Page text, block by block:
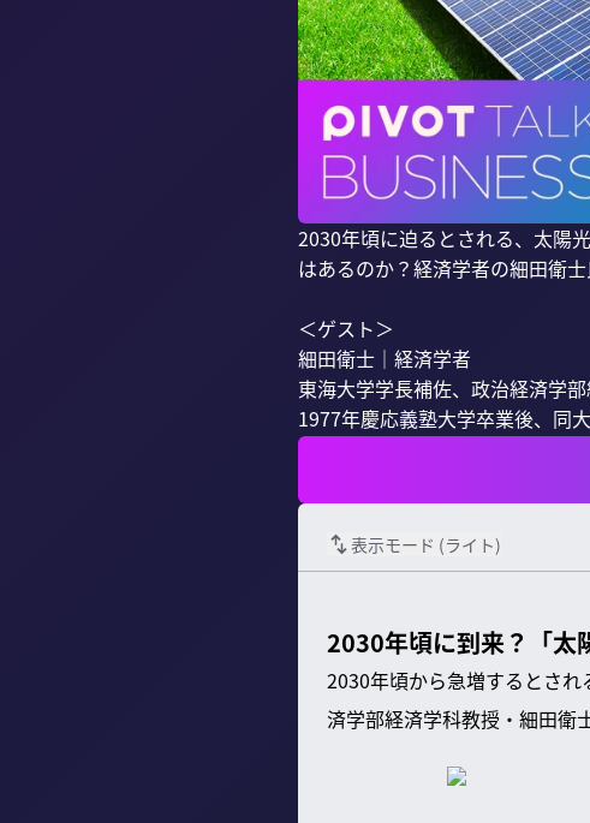
2030年頃に迫るとされる、太陽
はあるのか？経済学者の細田衛士
＜ゲスト＞
細田衛士｜経済学者
東海大学学長補佐、政治経済学部
1977年慶応義塾大学卒業後、同
表示モード (ライト)
2030年頃に到来？「太
2030年頃から急増するとさ
済学部経済学科教授・細田衛